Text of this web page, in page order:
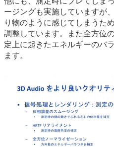
ージングも実施していますが
り物のように感じてしまうた
調整しています。また全方位
定上に起きたエネルギーのバ
ます。